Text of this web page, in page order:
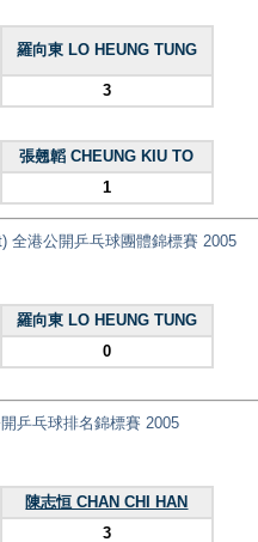
羅向東 LO HEUNG TUNG
3
張翹韜 CHEUNG KIU TO
1
全港公開乒乓球團體錦標賽 2005
羅向東 LO HEUNG TUNG
0
乒乓球排名錦標賽 2005
陳志恒 CHAN CHI HAN
3